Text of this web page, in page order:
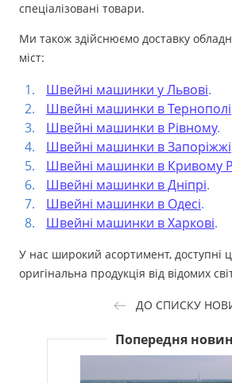
спеціалізовані товари.
Ми також здійснюємо доставку
міст:
Швейні машинки у Львові.
Швейні машинки в Тернополі
Швейні машинки в Рівному.
Швейні машинки в Запоріжжі
Швейні машинки в Кривому
Швейні машинки в Дніпрі.
Швейні машинки в Одесі.
Швейні машинки в Харкові.
У нас широкий асортимент, доступні
оригінальна продукція від відомих
ДО СПИСКУ
Попередня